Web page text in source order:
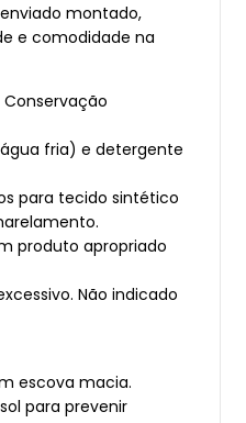
montado,
e comodidade na
fria) e detergente
para tecido sintético
produto apropriado
Não indicado
escova macia.
para prevenir